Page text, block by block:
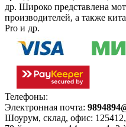
др. Широко представлена
производителей, а также
Pro и др.
Телефоны:
Электронная почта:
Шоурум, склад, офис: 125412,